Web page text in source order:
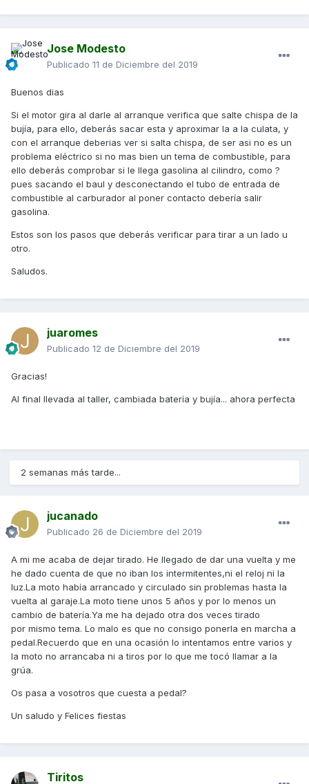
Jose Modesto
Publicado 11 de Diciembre del 2019
Buenos dias
Si el motor gira al darle al arranque verifica que salte chispa de la
bujía, para ello, deberás sacar esta y aproximar la a la culata, y
con el arranque deberias ver si salta chispa, de ser asi no es un
problema eléctrico si no mas bien un tema de combustible, para
ello deberás comprobar si le llega gasolina al cilindro, como ?
pues sacando el baul y desconectando el tubo de entrada de
combustible al carburador al poner contacto debería salir
gasolina.
Estos son los pasos que deberás verificar para tirar a un lado u
otro.
Saludos.
juaromes
Publicado 12 de Diciembre del 2019
Gracias!
Al final llevada al taller, cambiada batería y bujía... ahora perfecta
2 semanas más tarde...
jucanado
Publicado 26 de Diciembre del 2019
A mi me acaba de dejar tirado. He llegado de dar una vuelta y me
he dado cuenta de que no iban los intermitentes,ni el reloj ni la
luz.La moto había arrancado y circulado sin problemas hasta la
vuelta al garaje.La moto tiene unos 5 años y por lo menos un
cambio de batería.Ya me ha dejado otra dos veces tirado
por mismo tema. Lo malo es que no consigo ponerla en marcha a
pedal.Recuerdo que en una ocasión lo intentamos entre varios y
la moto no arrancaba ni a tiros por lo que me tocó llamar a la
grúa.
Os pasa a vosotros que cuesta a pedal?
Un saludo y Felices fiestas
Tiritos